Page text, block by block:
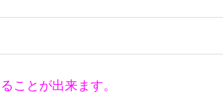
ことが出来ます。